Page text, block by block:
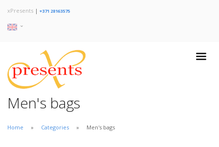
xPresents | +371 28163575
Men's bags
Home Categories Men's bags